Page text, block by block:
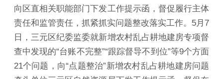
向区直相关职能部门下发工作提示函，督促履行主体
责任和监管责任，抓紧抓实问题整改落实工作。5月7
日，三元区纪委监委就新增农村乱占耕地建房专项督
查中发现的“台账不完整”“跟踪督导不到位”等9个方面
21个问题，向“点题整治”新增农村乱占耕地建房问题